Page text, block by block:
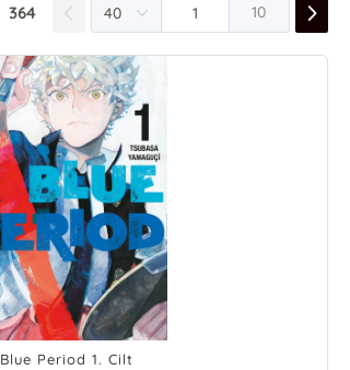
364 10
Blue Period 1. Cilt